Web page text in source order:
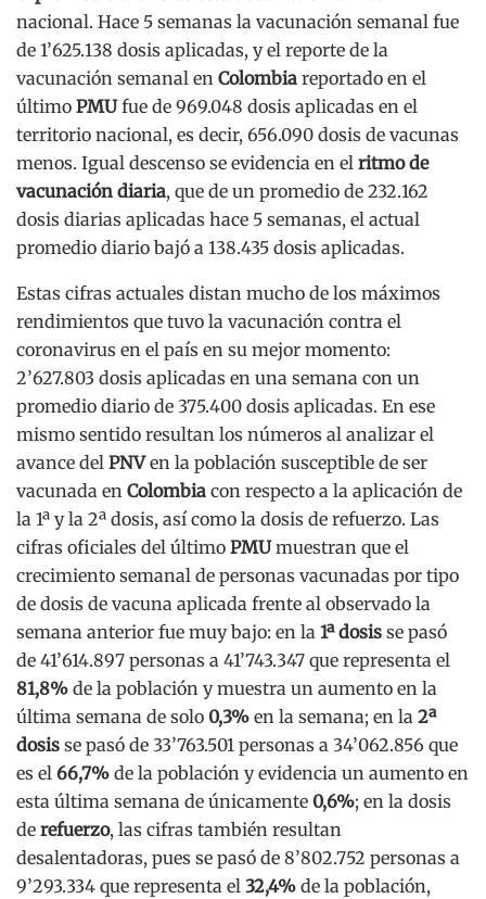
nacional. Hace 5 semanas la vacunación semanal fue
de 1’625.138 dosis aplicadas, y el reporte de la
vacunación semanal en Colombia reportado en el
último PMUfue de 969.048 dosis aplicadas en el
territorio nacional, es decir, 656.090 dosis de vacunas
menos. Igual descenso se evidencia en el ritmo de
vacunación diaria, que de un promedio de 232.162
dosis diarias aplicadas hace 5 semanas, el actual
promedio diario bajó a 138.435 dosis aplicadas.
Estas cifras actuales distan mucho de los máximos
rendimientos que tuvo la vacunación contra el
coronavirus en el país en su mejor momento:
2’627.803 dosis aplicadas en una semana con un
promedio diario de 375.400 dosis aplicadas. En ese
mismo sentido resultan los números al analizar el
avance del PNVen la población susceptible de ser
vacunada en Colombia con respecto a la aplicación de
la 1ª y la 2ª dosis, así como la dosis de refuerzo. Las
cifras oficiales del último PMUmuestran que el
crecimiento semanal de personas vacunadas por tipo
de dosis de vacuna aplicada frente al observado la
semana anterior fue muy bajo: en la 1ª dosis se pasó
de 41’614.897 personas a 41’743.347 que representa el
81,8% de la población y muestra un aumento en la
última semana de solo 0,3% en la semana; en la 2ª
dosis se pasó de 33’763.501 personas a 34’062.856 que
es el 66,7% de la población y evidencia un aumento en
esta última semana de únicamente 0,6%; en la dosis
de refuerzo, las cifras también resultan
desalentadoras, pues se pasó de 8’802.752 personas a
9’293.334 que representa el 32,4% de la población,